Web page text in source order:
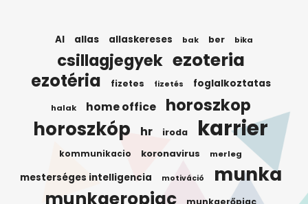
AI allas allaskereses bak ber bika
csillagjegyek ezoteria
ezotéria fizetes fizetés foglalkoztatas
halak home office horoszkop
horoszkóp hr iroda karrier
kommunikacio koronavirus merleg
mesterséges intelligencia motiváció munka
munkaeropiac munkaerőpiac